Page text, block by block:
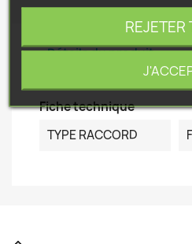
Détails du produit
Fiche technique
TYPE RACCORD
REJETER